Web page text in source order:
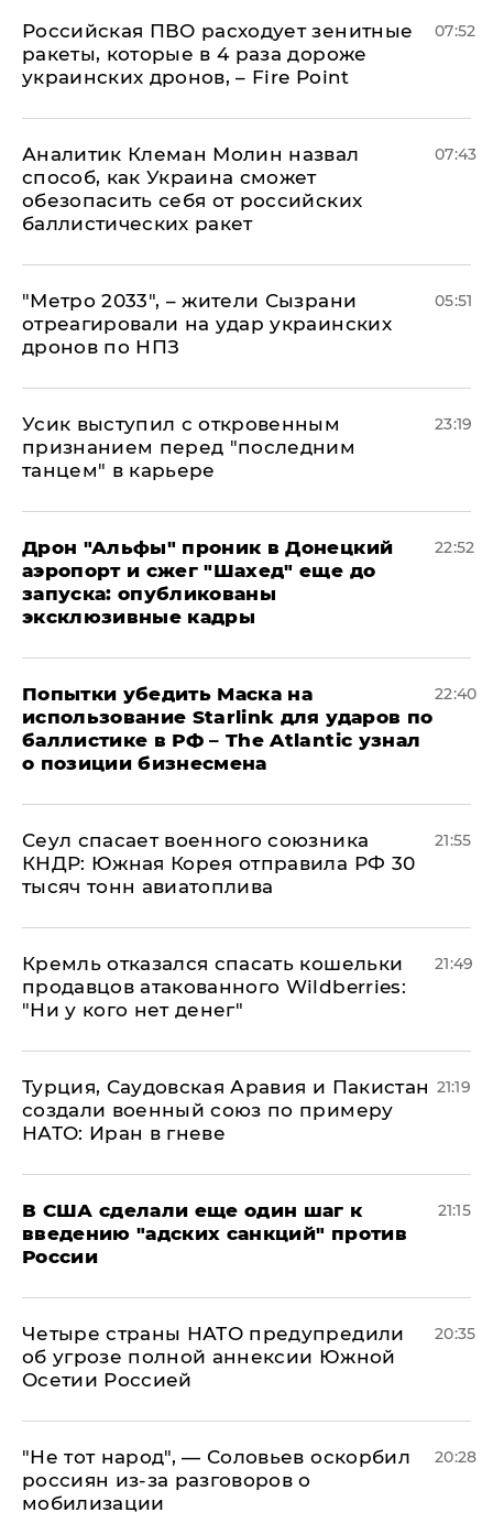
Российская ПВО расходует зенитные
ракеты, которые в 4 раза дороже
украинских дронов, – Fire Point
07:52
Аналитик Клеман Молин назвал
способ, как Украина сможет
обезопасить себя от российских
баллистических ракет
07:43
"Метро 2033", – жители Сызрани
отреагировали на удар украинских
дронов по НПЗ
05:51
Усик выступил с откровенным
признанием перед "последним
танцем" в карьере
23:19
Дрон "Альфы" проник в Донецкий
аэропорт и сжег "Шахед" еще до
запуска: опубликованы
эксклюзивные кадры
22:52
Попытки убедить Маска на
использование Starlink для ударов по
баллистике в РФ – The Atlantic узнал
о позиции бизнесмена
22:40
​Сеул спасает военного союзника
КНДР: Южная Корея отправила РФ 30
тысяч тонн авиатоплива
21:55
Кремль отказался спасать кошельки
продавцов атакованного Wildberries:
"Ни у кого нет денег"
21:49
Турция, Саудовская Аравия и Пакистан
создали военный союз по примеру
НАТО: Иран в гневе
21:19
В США сделали еще один шаг к
введению "адских санкций" против
России
21:15
Четыре страны НАТО предупредили
об угрозе полной аннексии Южной
Осетии Россией
20:35
​"Не тот народ", — Соловьев оскорбил
россиян из-за разговоров о
мобилизации
20:28